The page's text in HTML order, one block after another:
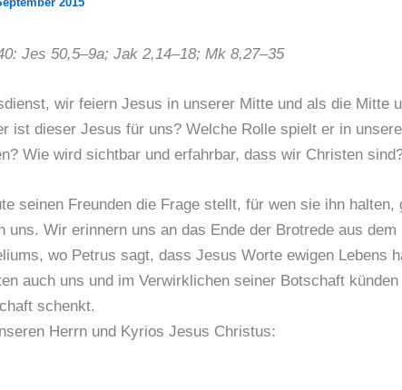
Jes 50,5–9a; Jak 2,14–18; Mk 8,27–35
wir feiern Jesus in unserer Mitte und als die Mitte
ist dieser Jesus für uns? Welche Rolle spielt er in
Wie wird sichtbar und erfahrbar, dass wir Christen
seinen Freunden die Frage stellt, für wen sie ihn halten,
uns. Wir erinnern uns an das Ende der Brotrede aus dem
wo Petrus sagt, dass Jesus Worte ewigen Lebens
auch uns und im Verwirklichen seiner Botschaft
schenkt.
Herrn und Kyrios Jesus Christus: